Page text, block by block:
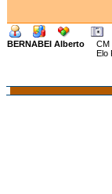
BERNABEI Alberto
Elo